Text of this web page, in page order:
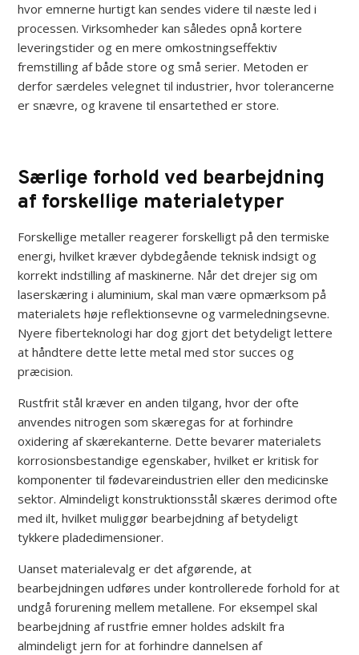
hvor emnerne hurtigt kan sendes videre til næste led i
processen. Virksomheder kan således opnå kortere
leveringstider og en mere omkostningseffektiv
fremstilling af både store og små serier. Metoden er
derfor særdeles velegnet til industrier, hvor tolerancerne
er snævre, og kravene til ensartethed er store.
Særlige forhold ved bearbejdning
af forskellige materialetyper
Forskellige metaller reagerer forskelligt på den termiske
energi, hvilket kræver dybdegående teknisk indsigt og
korrekt indstilling af maskinerne. Når det drejer sig om
laserskæring i aluminium, skal man være opmærksom på
materialets høje reflektionsevne og varmeledningsevne.
Nyere fiberteknologi har dog gjort det betydeligt lettere
at håndtere dette lette metal med stor succes og
præcision.
Rustfrit stål kræver en anden tilgang, hvor der ofte
anvendes nitrogen som skæregas for at forhindre
oxidering af skærekanterne. Dette bevarer materialets
korrosionsbestandige egenskaber, hvilket er kritisk for
komponenter til fødevareindustrien eller den medicinske
sektor. Almindeligt konstruktionsstål skæres derimod ofte
med ilt, hvilket muliggør bearbejdning af betydeligt
tykkere pladedimensioner.
Uanset materialevalg er det afgørende, at
bearbejdningen udføres under kontrollerede forhold for at
undgå forurening mellem metallene. For eksempel skal
bearbejdning af rustfrie emner holdes adskilt fra
almindeligt jern for at forhindre dannelsen af